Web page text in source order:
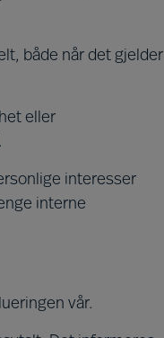
både når det gjelder
eller
interesser
interne
vår.